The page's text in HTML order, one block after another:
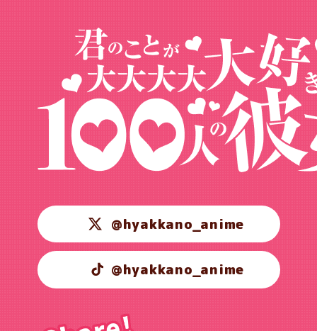
@hyakkano_anime
@hyakkano_anime